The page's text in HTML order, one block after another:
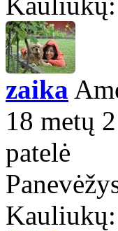
zaika
18 metų
patelė